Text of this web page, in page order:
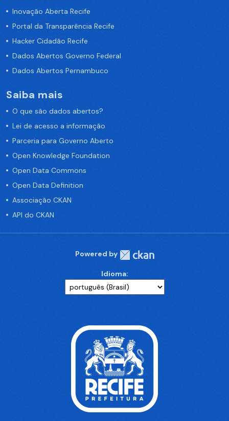
Inovação Aberta Recife
Portal da Transparência Recife
Hacker Cidadão Recife
Dados Abertos Governo Federal
Dados Abertos Pernambuco
Saiba mais
O que são dados abertos?
Lei de acesso a informação
Parceria para Governo Aberto
Open Knowledge Foundation
Open Data Commons
Open Data Definition
Associação CKAN
API do CKAN
Powered by
Idioma